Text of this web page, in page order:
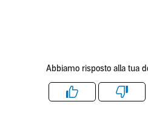
Abbiamo risposto alla tua
Like Dislike